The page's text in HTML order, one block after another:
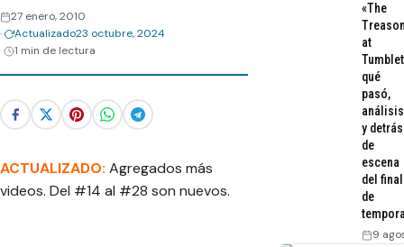
Videos
27 enero, 2010
Actualizado23 octubre, 2024
1 min de lectura
ACTUALIZADO: Agregados más
videos. Del #14 al #28 son nuevos.
«The
at
qué
pasó,
análisis
y detrás
de
escena
del final
de
9